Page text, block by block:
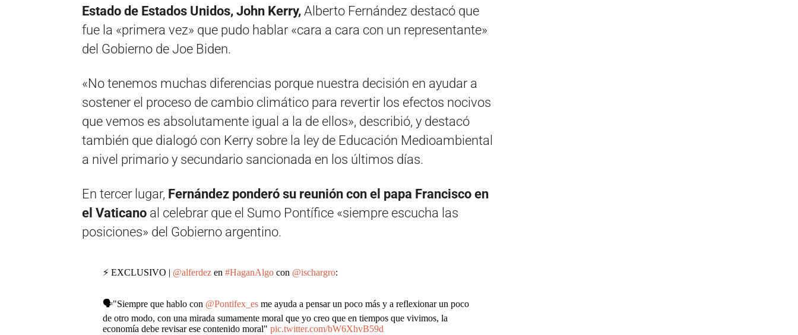
Estado de Estados Unidos, John Kerry, Alberto Fernández destacó que
fue la «primera vez» que pudo hablar «cara a cara con un representante»
del Gobierno de Joe Biden.
«No tenemos muchas diferencias porque nuestra decisión en ayudar a
sostener el proceso de cambio climático para revertir los efectos nocivos
que vemos es absolutamente igual a la de ellos», describió, y destacó
también que dialogó con Kerry sobre la ley de Educación Medioambiental
a nivel primario y secundario sancionada en los últimos días.
En tercer lugar, Fernández ponderó su reunión con el papa Francisco en
el Vaticano al celebrar que el Sumo Pontífice «siempre escucha las
posiciones» del Gobierno argentino.
⚡ EXCLUSIVO | @alferdezen #HaganAlgocon @ischargro:
🗣"Siempre que hablo con @Pontifex_esme ayuda a pensar un poco más y a reflexionar un poco
de otro modo, con una mirada sumamente moral que yo creo que en tiempos que vivimos, la
economía debe revisar ese contenido moral" pic.twitter.com/bW6XhvB59d